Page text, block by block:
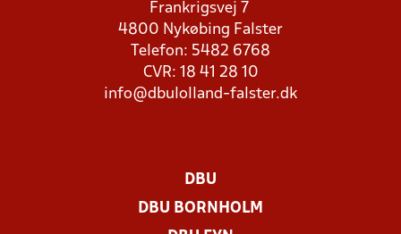
Frankrigsvej 7
4800 Nykøbing Falster
Telefon: 5482 6768
CVR: 18 41 28 10
info@dbulolland-falster.dk
DBU
DBU BORNHOLM